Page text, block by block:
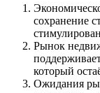
сохранение
Рынок
который
Ожидания